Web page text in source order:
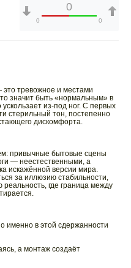
0
0 0
тревожное и местами
значит быть «нормальным» в
из-под ног. С первых
стерильный тон, постепенно
дискомфорта.
привычные бытовые сцены
— неестественными, а
искажённой версии мира.
за иллюзию стабильности,
реальность, где граница между
именно в этой сдержанности
а монтаж создаёт